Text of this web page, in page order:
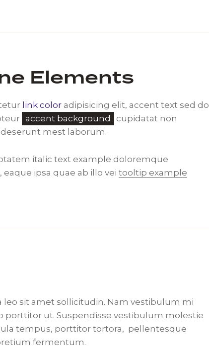
Elements
link color adipisicing elit, accent text sed do
accent background
cupidatat non
mest laborum.
italic text example doloremque
ipsa quae ab illo vei tooltip example
leo sit amet sollicitudin. Nam vestibulum mi
porttitor ut. Suspendisse vestibulum molestie
tempus, porttitor tortora, pellentesque
fermentum.